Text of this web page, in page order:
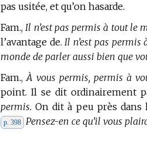
pas usitée, et qu’on hasarde.
Fam., Il n’est pas permis à tout le
l’avantage de. Il n’est pas
monde de parler aussi bien que
Fam., À vous permis, permis à
point. Il se dit ordinairement
permis. On dit à peu près dans
p. 398 Pensez-en ce qu’il vous